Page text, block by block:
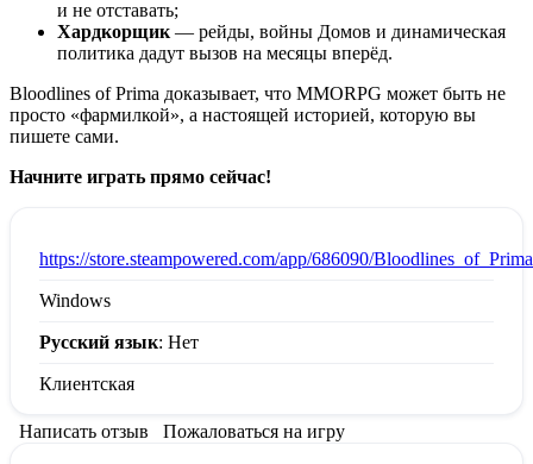
и не отставать;
Хардкорщик — рейды, войны Домов и динамическая
политика дадут вызов на месяцы вперёд.
Bloodlines of Prima доказывает, что MMORPG может быть не
просто «фармилкой», а настоящей историей, которую вы
пишете сами.
Начните играть прямо сейчас!
https://store.steampowered.com/app/686090/
Windows
Русский язык: Нет
Клиентская
Написать отзыв Пожаловаться на игру